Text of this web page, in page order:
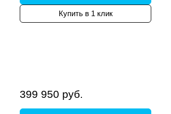
Купить в 1 клик
399 950 руб.